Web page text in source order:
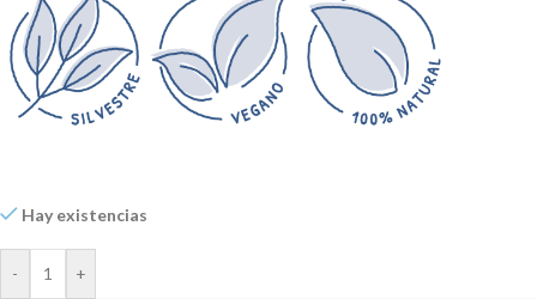
Hay existencias
- +